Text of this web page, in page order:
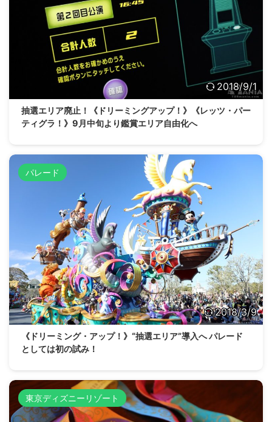
2018/9/1
抽選エリア廃止！《ドリーミングアップ！》《レッツ・パー
ティグラ！》9月中旬より鑑賞エリア自由化へ
パレード
2018/3/9
《ドリーミング・アップ！》“抽選エリア”導入へ パレード
としては初の試み！
東京ディズニーリゾート